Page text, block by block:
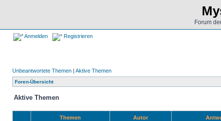
Forum
Anmelden Registrieren
Unbeantwortete Themen | Aktive Themen
Foren-Übersicht
Aktive Themen
Themen Autor